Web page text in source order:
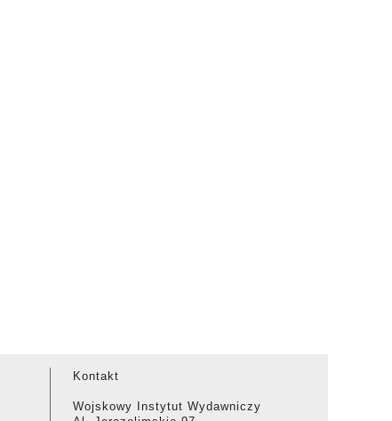
Kontakt
Wojskowy Instytut Wydawniczy